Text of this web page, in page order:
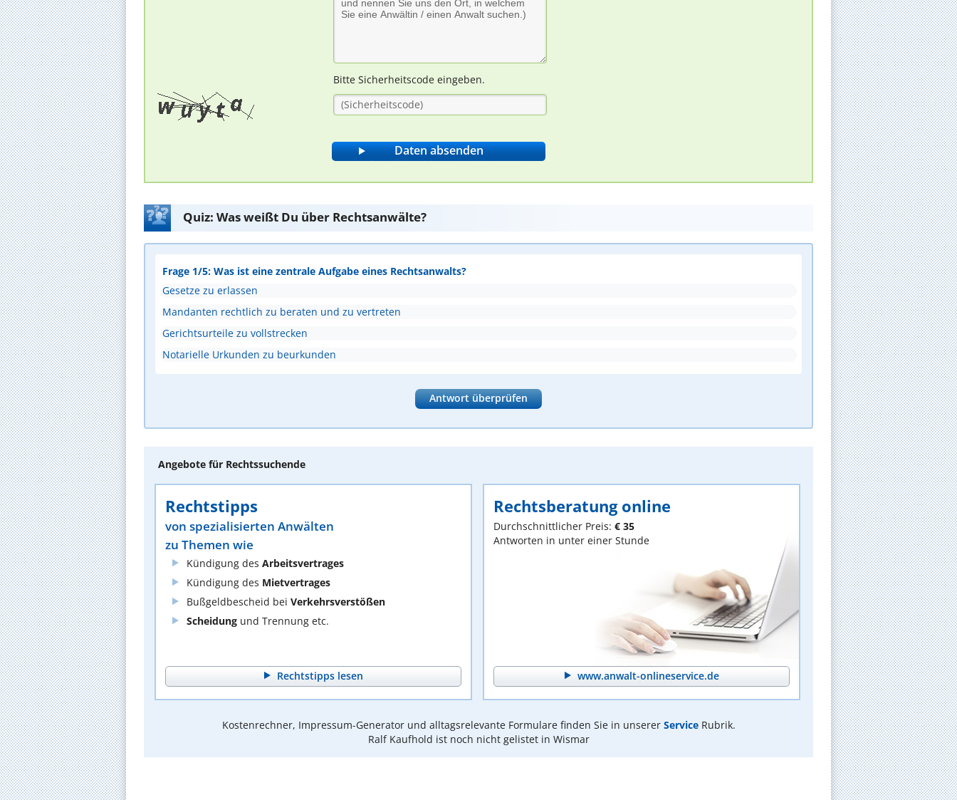
Bitte Sicherheitscode eingeben.
Quiz: Was weißt Du über Rechtsanwälte?
Frage 1/5: Was ist eine zentrale Aufgabe eines Rechtsanwalts?
Gesetze zu erlassen
Mandanten rechtlich zu beraten und zu vertreten
Gerichtsurteile zu vollstrecken
Notarielle Urkunden zu beurkunden
Antwort überprüfen
Angebote für Rechtssuchende
Rechtstipps
von spezialisierten Anwälten
zu Themen wie
Kündigung des Arbeitsvertrages
Kündigung des Mietvertrages
Bußgeldbescheid bei Verkehrsverstößen
Scheidung und Trennung etc.
Rechtstipps lesen
Rechtsberatung online
Durchschnittlicher Preis: € 35
Antworten in unter einer Stunde
www.anwalt-onlineservice.de
Kostenrechner, Impressum-Generator und alltagsrelevante Formulare finden Sie in unserer ServiceRubrik.
Ralf Kaufhold ist noch nicht gelistet in Wismar